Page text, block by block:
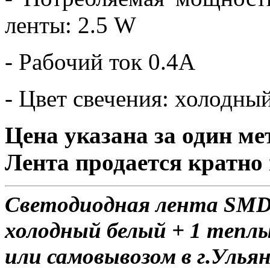
ленты: 2.5 W
- Рабочий ток 0.4А
- Цвет свечения:
Цена указана за один
Лента продается кратно
Светодиодная лента
холодный белый + 1
или самовывозом в